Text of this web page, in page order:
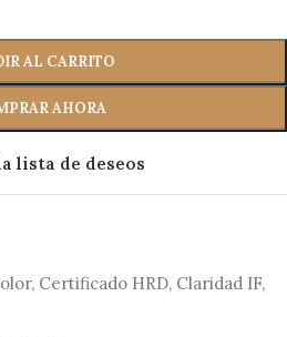
AL CARRITO
AHORA
lista de deseos
, Certificado HRD, Claridad IF,